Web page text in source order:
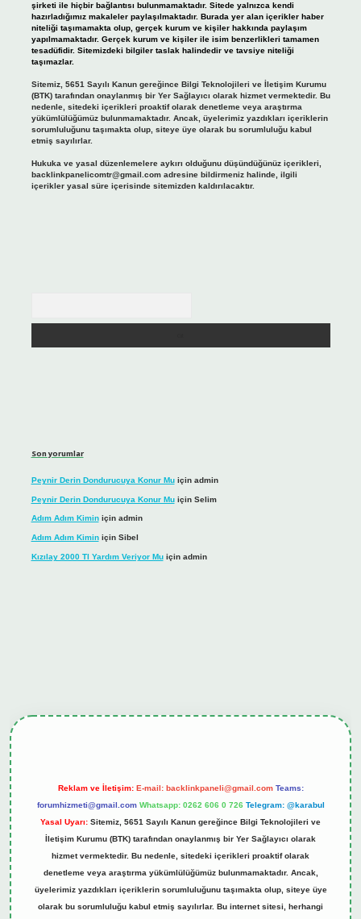
şirketi ile hiçbir bağlantısı bulunmamaktadır. Sitede yalnızca kendi
hazırladığımız makaleler paylaşılmaktadır. Burada yer alan içerikler haber
niteliği taşımamakta olup, gerçek kurum ve kişiler hakkında paylaşım
yapılmamaktadır. Gerçek kurum ve kişiler ile isim benzerlikleri tamamen
tesadüfidir. Sitemizdeki bilgiler taslak halindedir ve tavsiye niteliği
taşımazlar.
Sitemiz, 5651 Sayılı Kanun gereğince Bilgi Teknolojileri ve İletişim Kurumu
(BTK) tarafından onaylanmış bir Yer Sağlayıcı olarak hizmet vermektedir. Bu
nedenle, sitedeki içerikleri proaktif olarak denetleme veya araştırma
yükümlülüğümüz bulunmamaktadır. Ancak, üyelerimiz yazdıkları içeriklerin
sorumluluğunu taşımakta olup, siteye üye olarak bu sorumluluğu kabul
etmiş sayılırlar.
Hukuka ve yasal düzenlemelere aykırı olduğunu düşündüğünüz içerikleri,
backlinkpanelicomtr@gmail.comadresine bildirmeniz halinde, ilgili
içerikler yasal süre içerisinde sitemizden kaldırılacaktır.
Son yorumlar
Peynir Derin Dondurucuya Konur Muiçin admin
Peynir Derin Dondurucuya Konur Muiçin Selim
Adım Adım Kiminiçin admin
Adım Adım Kiminiçin Sibel
Kızılay 2000 Tl Yardım Veriyor Muiçin admin
Reklam ve İletişim: E-mail: backlinkpaneli@gmail.com Teams:
forumhizmeti@gmail.com Whatsapp: 0262 606 0 726 Telegram: @karabul
Yasal Uyarı: Sitemiz, 5651 Sayılı Kanun gereğince Bilgi Teknolojileri ve
İletişim Kurumu (BTK) tarafından onaylanmış bir Yer Sağlayıcı olarak
hizmet vermektedir. Bu nedenle, sitedeki içerikleri proaktif olarak
denetleme veya araştırma yükümlülüğümüz bulunmamaktadır. Ancak,
üyelerimiz yazdıkları içeriklerin sorumluluğunu taşımakta olup, siteye üye
olarak bu sorumluluğu kabul etmiş sayılırlar. Bu internet sitesi, herhangi